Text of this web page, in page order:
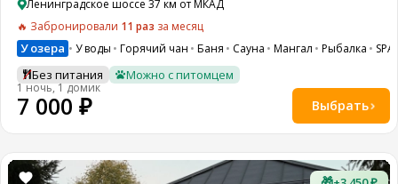
Ленинградское шоссе 37 км от МКАД
🔥 Забронировали 11 раз за месяц
У озера У воды Горячий чан Баня Сауна Мангал Рыбалка
Без питания Можно с питомцем
1 ночь, 1 домик
7 000 ₽ Выбрать